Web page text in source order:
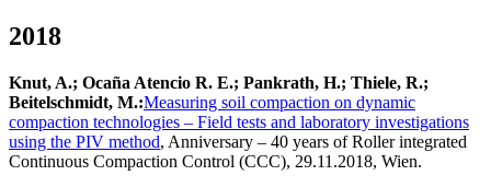
2018
Knut, A.; Ocaña Atencio R. E.; Pankrath, H.; Thiele, R.;
Beitelschmidt, M.:Measuring soil compaction on dynamic
compaction technologies – Field tests and laboratory investigations
using the PIV method, Anniversary – 40 years of Roller integrated
Continuous Compaction Control (CCC), 29.11.2018, Wien.